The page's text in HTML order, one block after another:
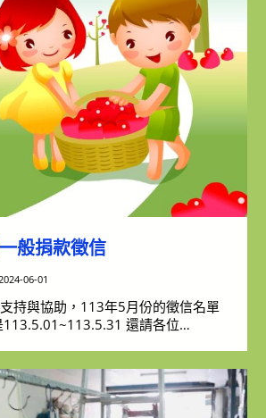
般捐款徵信
2024-06-01
持與協助，113年5月份的徵信名單
113.5.01~113.5.31 還請各位…